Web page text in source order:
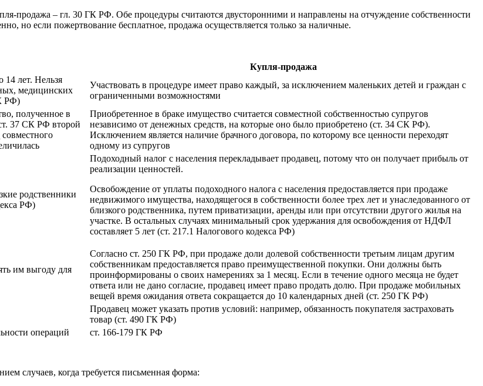
продажа – гл. 30 ГК РФ. Обе процедуры считаются двусторонними и направлены на отчуждение собственности
но если пожертвование бесплатное, продажа осуществляется только за наличные.
Купля-продажа
14 лет. Нельзя
медицинских
РФ)
Участвовать в процедуре имеет право каждый, за исключением маленьких детей и граждан с
ограниченными возможностями
полученное в
37 СК РФ второй
Приобретенное в браке имущество считается совместной собственностью супругов
независимо от денежных средств, на которые оно было приобретено (ст. 34 СК РФ).
Исключением является наличие брачного договора, по которому все ценности переходят
одному из супругов
родственники
РФ)
Подоходный налог с населения перекладывает продавец, потому что он получает прибыль от
реализации ценностей.
Освобождение от уплаты подоходного налога с населения предоставляется при продаже
недвижимого имущества, находящегося в собственности более трех лет и унаследованного от
близкого родственника, путем приватизации, аренды или при отсутствии другого жилья на
участке. В остальных случаях минимальный срок удержания для освобождения от НДФЛ
составляет 5 лет (ст. 217.1 Налогового кодекса РФ)
им выгоду для
Согласно ст. 250 ГК РФ, при продаже доли долевой собственности третьим лицам другим
собственникам предоставляется право преимущественной покупки. Они должны быть
проинформированы о своих намерениях за 1 месяц. Если в течение одного месяца не будет
ответа или не дано согласие, продавец имеет право продать долю. При продаже мобильных
вещей время ожидания ответа сокращается до 10 календарных дней (ст. 250 ГК РФ)
Продавец может указать против условий: например, обязанность покупателя застраховать
товар (ст. 490 ГК РФ)
операций
ст. 166-179 ГК РФ
случаев, когда требуется письменная форма: